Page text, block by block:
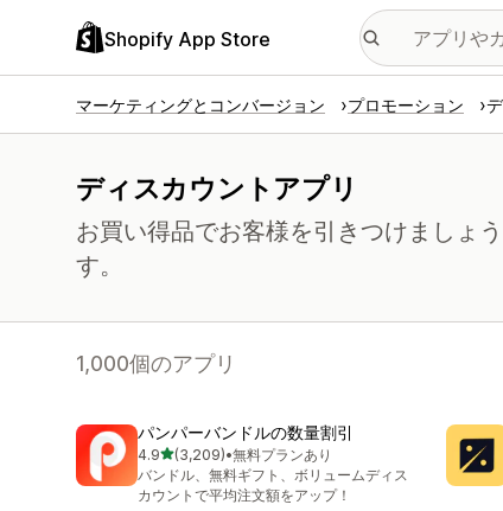
Shopify App Store
マーケティングとコンバージョン プロモーション
ディスカウントアプリ
お買い得品でお客様を引きつけましょ
す。
1,000個のアプリ
パンパーバンドルの数量割引
4.95つ星中
(3,209)
合計レビュー数：3209件
•無料プランあり
バンドル、無料ギフト、ボリュームディス
カウントで平均注文額をアップ！